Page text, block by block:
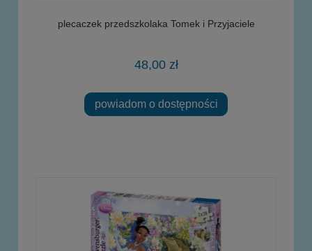
plecaczek przedszkolaka Tomek i Przyjaciele
48,00 zł
powiadom o dostępności